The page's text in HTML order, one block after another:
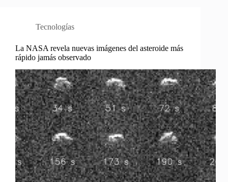
Tecnologías
La NASA revela nuevas imágenes del asteroide más
rápido jamás observado